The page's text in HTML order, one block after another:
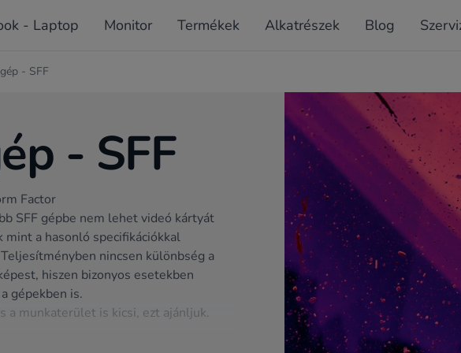
- Laptop Monitor Termékek Alkatrészek Blog
- SFF
- SFF
Factor
SFF gépbe nem lehet videó kártyát
mint a hasonló specifikációkkal
nincsen különbség a
hiszen bizonyos esetekben
gépekben is.
a munkaterület is kicsi, ezt ajánljuk.